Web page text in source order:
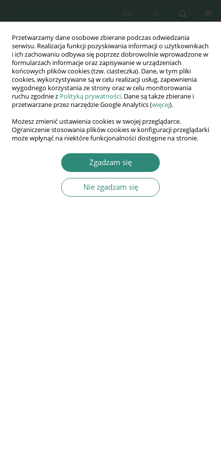
Przetwarzamy dane osobowe zbierane podczas odwiedzania
serwisu. Realizacja funkcji pozyskiwania informacji o użytkownikach
i ich zachowaniu odbywa się poprzez dobrowolnie wprowadzone w
formularzach informacje oraz zapisywanie w urządzeniach
końcowych plików cookies (tzw. ciasteczka). Dane, w tym pliki
cookies, wykorzystywane są w celu realizacji usług, zapewnienia
wygodnego korzystania ze strony oraz w celu monitorowania
ruchu zgodnie z Polityką prywatności. Dane są także zbierane i
przetwarzane przez narzędzie Google Analytics (więcej).
Możesz zmienić ustawienia cookies w swojej przeglądarce.
Ograniczenie stosowania plików cookies w konfiguracji przeglądarki
może wpłynąć na niektóre funkcjonalności dostępne na stronie.
Zgadzam się
Nie zgadzam się
PL
EN
Wydawnictwo
AWSGE
Akademia Nauk Stosowanych
WSGE
im. Alcide De Gasperi
Magdalena Boczkowska
Model spędzania czasu wolnego współczesnej